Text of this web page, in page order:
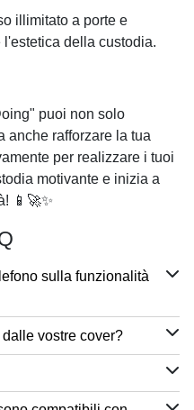
illimitato a porte e
della custodia.
puoi non solo
anche rafforzare la tua
per realizzare i tuoi
motivante e inizia a
📱🚀✨
sulla funzionalità
vostre cover?